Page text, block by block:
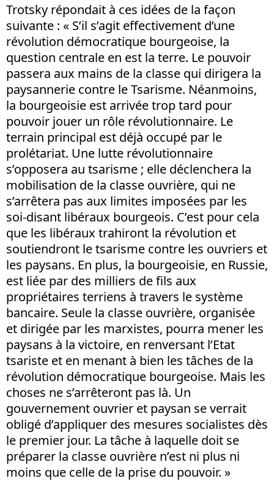
Trotsky répondait à ces idées de la façon
suivante : « S’il s’agit effectivement d’une
révolution démocratique bourgeoise, la
question centrale en est la terre. Le pouvoir
passera aux mains de la classe qui dirigera la
paysannerie contre le Tsarisme. Néanmoins,
la bourgeoisie est arrivée trop tard pour
pouvoir jouer un rôle révolutionnaire. Le
terrain principal est déjà occupé par le
prolétariat. Une lutte révolutionnaire
s’opposera au tsarisme ; elle déclenchera la
mobilisation de la classe ouvrière, qui ne
s’arrêtera pas aux limites imposées par les
soi-disant libéraux bourgeois. C’est pour cela
que les libéraux trahiront la révolution et
soutiendront le tsarisme contre les ouvriers et
les paysans. En plus, la bourgeoisie, en Russie,
est liée par des milliers de fils aux
propriétaires terriens à travers le système
bancaire. Seule la classe ouvrière, organisée
et dirigée par les marxistes, pourra mener les
paysans à la victoire, en renversant l’Etat
tsariste et en menant à bien les tâches de la
révolution démocratique bourgeoise. Mais les
choses ne s’arrêteront pas là. Un
gouvernement ouvrier et paysan se verrait
obligé d’appliquer des mesures socialistes dès
le premier jour. La tâche à laquelle doit se
préparer la classe ouvrière n’est ni plus ni
moins que celle de la prise du pouvoir. »